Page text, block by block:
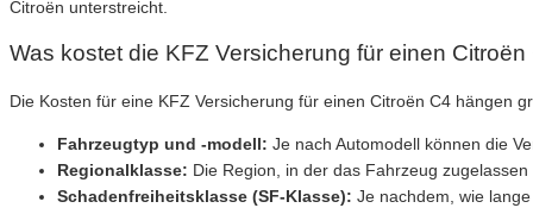
Citroën unterstreicht.
Was kostet die KFZ Versicherung für einen Citroën
Die Kosten für eine KFZ Versicherung für einen Citroën C4 hängen
Fahrzeugtyp und -modell: Je nach Automodell können die
Regionalklasse: Die Region, in der das Fahrzeug
Schadenfreiheitsklasse (SF-Klasse): Je nachdem, wie